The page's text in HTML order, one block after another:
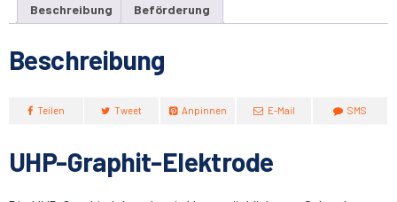
Beschreibung Beförderung
Beschreibung
Teilen Tweet Anpinnen E-Mail SMS
UHP-Graphit-Elektrode